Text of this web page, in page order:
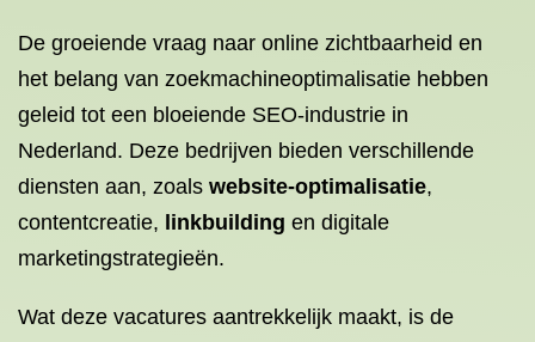
De groeiende vraag naar online zichtbaarheid en
het belang van zoekmachineoptimalisatie hebben
geleid tot een bloeiende SEO-industrie in
Nederland. Deze bedrijven bieden verschillende
diensten aan, zoals website-optimalisatie,
contentcreatie, linkbuilding en digitale
marketingstrategieën.
Wat deze vacatures aantrekkelijk maakt, is de